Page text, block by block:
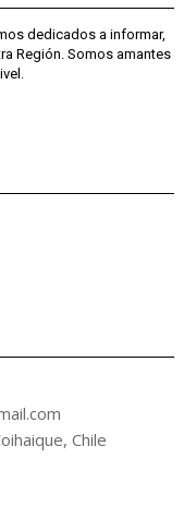
dedicados a informar,
Región. Somos amantes
Chile